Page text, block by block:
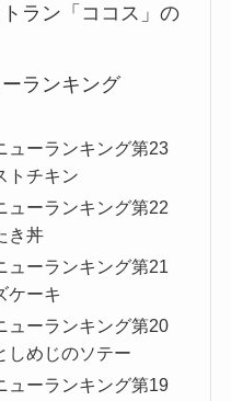
ラン「ココス」の
ランキング
ューランキング第23
トチキン
ューランキング第22
き丼
ューランキング第21
ケーキ
ューランキング第20
しめじのソテー
ューランキング第19